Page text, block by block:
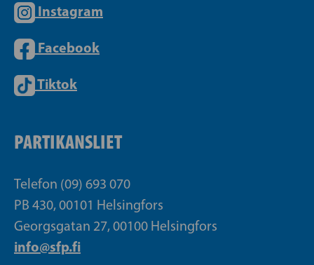
Instagram
Facebook
Tiktok
PARTIKANSLIET
Telefon (09) 693 070
PB 430, 00101 Helsingfors
Georgsgatan 27, 00100 Helsingfors
info@sfp.fi